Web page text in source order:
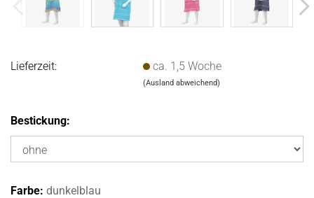
Lieferzeit: ca. 1,5 Woche
(Ausland abweichend)
Bestickung:
Farbe: dunkelblau